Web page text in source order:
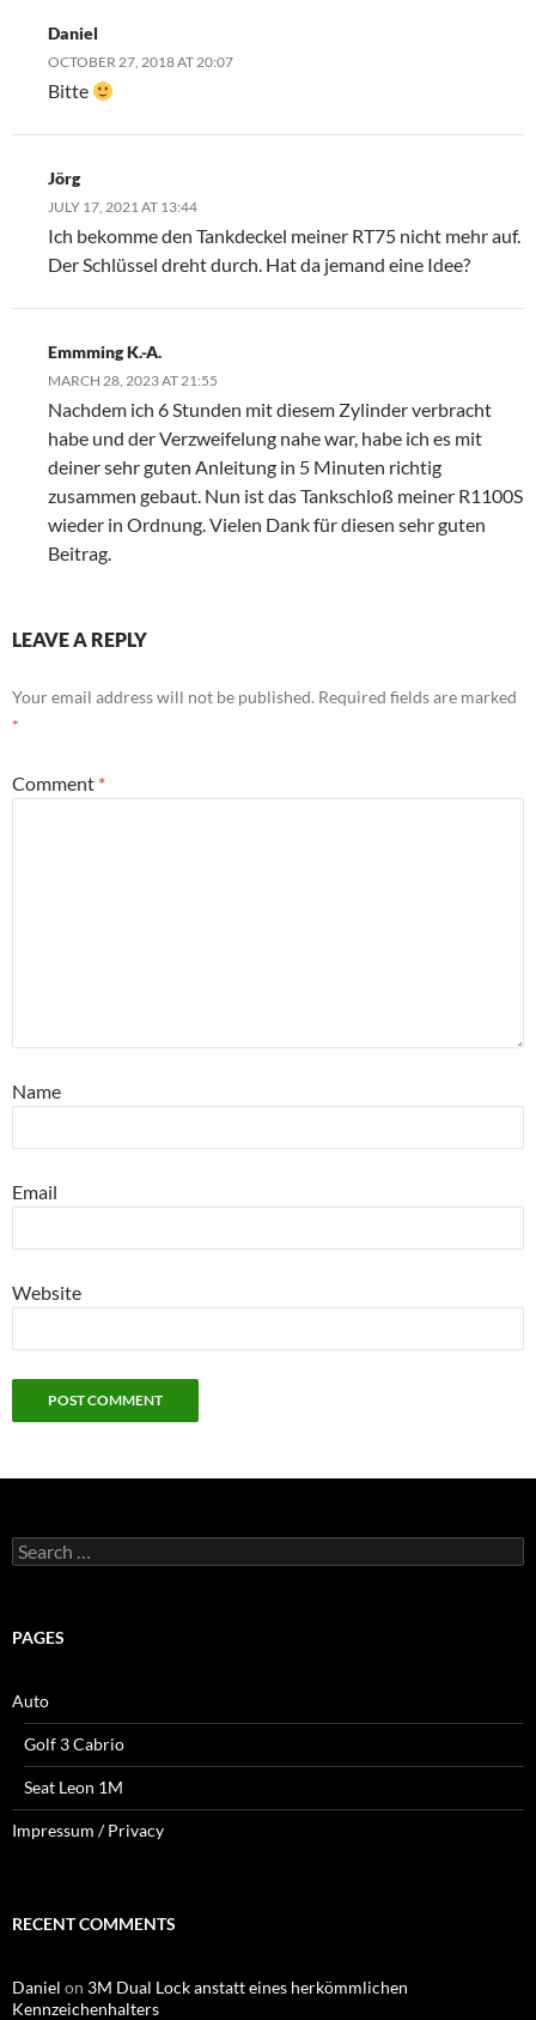
Daniel
OCTOBER 27, 2018 AT 20:07
Bitte
Jörg
JULY 17, 2021 AT 13:44
Ich bekomme den Tankdeckel meiner RT75 nicht mehr auf.
Der Schlüssel dreht durch. Hat da jemand eine Idee?
Emmming K.-A.
MARCH 28, 2023 AT 21:55
Nachdem ich 6 Stunden mit diesem Zylinder verbracht
habe und der Verzweifelung nahe war, habe ich es mit
deiner sehr guten Anleitung in 5 Minuten richtig
zusammen gebaut. Nun ist das Tankschloß meiner R1100S
wieder in Ordnung. Vielen Dank für diesen sehr guten
Beitrag.
LEAVE A REPLY
Your email address will not be published. Required fields are marked
*
Comment *
Name
Email
Website
Search
for:
PAGES
Auto
Golf 3 Cabrio
Seat Leon 1M
Impressum / Privacy
RECENT COMMENTS
Daniel on 3M Dual Lock anstatt eines herkömmlichen
Kennzeichenhalters